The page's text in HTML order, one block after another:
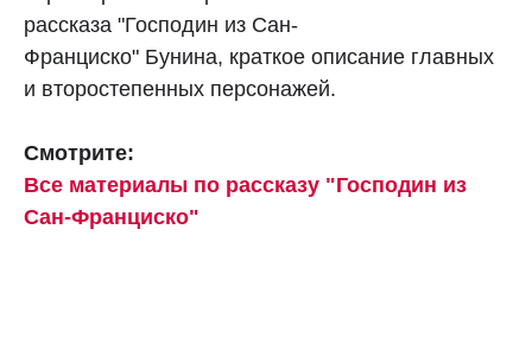
рассказа "Господин из Сан-
Франциско" Бунина, краткое описание главных
и второстепенных персонажей.
Смотрите:
Все материалы по рассказу "Господин из
Сан-Франциско"